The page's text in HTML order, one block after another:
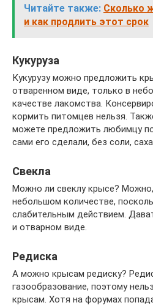
Читайте также: Сколько
и как продлить этот срок
Кукуруза
Кукурузу можно предложить
отваренном виде, только в
качестве лакомства.
кормить питомцев нельзя.
можете предложить любимцу
сами его сделали, без соли,
Свекла
Можно ли свеклу крысе?
небольшом количестве,
слабительным действием.
и отварном виде.
Редиска
А можно крысам редиску?
газообразование, поэтому
крысам. Хотя на форумах